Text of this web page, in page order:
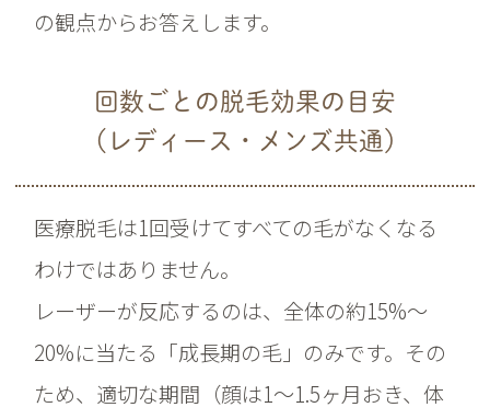
の観点からお答えします。
回数ごとの脱毛効果の目安
（レディース・メンズ共通）
医療脱毛は1回受けてすべての毛がなくなる
わけではありません。
レーザーが反応するのは、全体の約15%〜
20%に当たる「成長期の毛」のみです。その
ため、適切な期間（顔は1〜1.5ヶ月おき、体